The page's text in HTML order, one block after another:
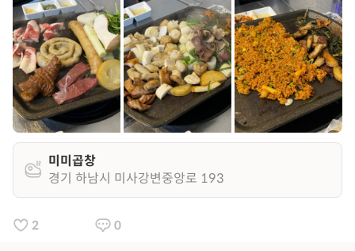
미미곱창
경기 하남시 미사강변중앙로 193
2 0